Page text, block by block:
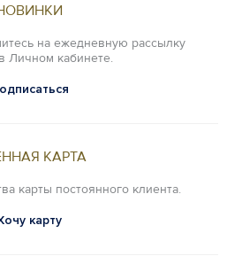
на ежедневную рассылку
Личном кабинете.
КАРТА
карты постоянного клиента.
карту